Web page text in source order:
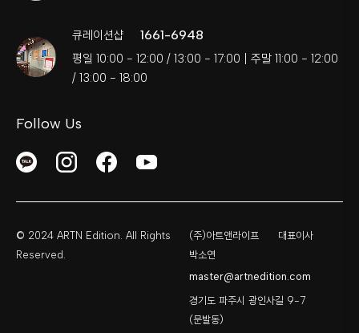
큐레이션샵 1661-6948
평일 10:00 - 12:00 / 13:00 - 17:00 | 주말 11:00 - 12:00
/ 13:00 - 18:00
Follow Us
© 2024 ARTN Edition. All Rights
Reserved.
(주)아트앤라이프
대표이사
박소연
master@artnedition.com
경기도 파주시 광인사길 9-7
(문발동)